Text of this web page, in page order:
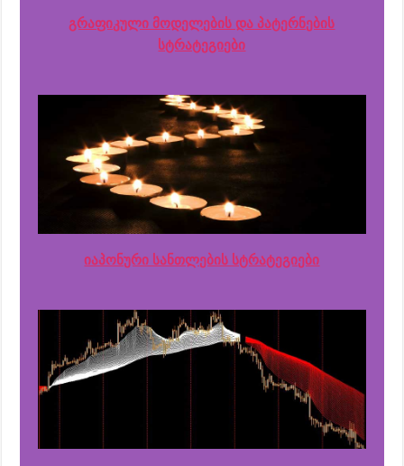
გრაფიკული მოდელების და პატერნების
სტრატეგიები
იაპონური სანთლების სტრატეგიები